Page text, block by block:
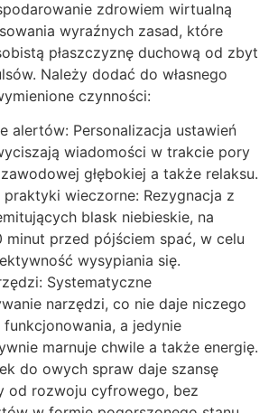
zdrowiem wirtualną
wyraźnych zasad, które
płaszczyznę duchową od zbyt
Należy dodać do własnego
czynności:
alertów: Personalizacja ustawień
wiadomości w trakcie pory
głębokiej a także relaksu.
wieczorne: Rezygnacja z
blask niebieskie, na
minut przed pójściem spać, w celu
wysypiania się.
Systematyczne
narzędzi, co nie daje niczego
a jedynie
marnuje chwile a także energię.
do owych spraw daje szansę
od rozwoju cyfrowego, bez